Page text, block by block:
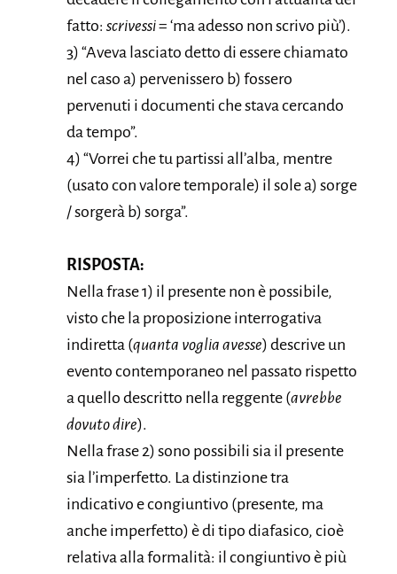
fatto: scrivessi= ‘ma adesso non scrivo più’).
3) “Aveva lasciato detto di essere chiamato
nel caso a) pervenissero b) fossero
pervenuti i documenti che stava cercando
da tempo”.
4) “Vorrei che tu partissi all’alba, mentre
(usato con valore temporale) il sole a) sorge
/ sorgerà b) sorga”.
RISPOSTA:
Nella frase 1) il presente non è possibile,
visto che la proposizione interrogativa
indiretta (quanta voglia avesse) descrive un
evento contemporaneo nel passato rispetto
a quello descritto nella reggente (avrebbe
dovuto dire).
Nella frase 2) sono possibili sia il presente
sia l’imperfetto. La distinzione tra
indicativo e congiuntivo (presente, ma
anche imperfetto) è di tipo diafasico, cioè
relativa alla formalità: il congiuntivo è più